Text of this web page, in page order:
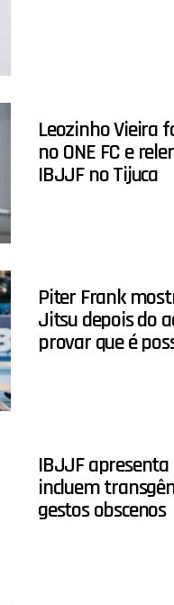
Leozinho Vieira
no ONE FC e
IBJJF no Tijuca
Piter Frank
Jitsu depois do
provar que é
IBJJF
incluem
gestos obscenos